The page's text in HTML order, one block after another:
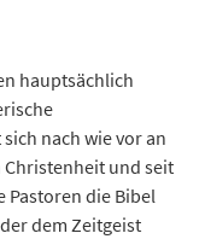
hauptsächlich
nach wie vor an
und seit
die Bibel
dem Zeitgeist